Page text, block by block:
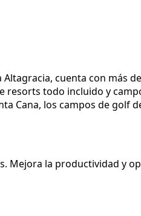
Altagracia, cuenta con más
todo incluido y
Cana, los campos de golf
Mejora la productividad y